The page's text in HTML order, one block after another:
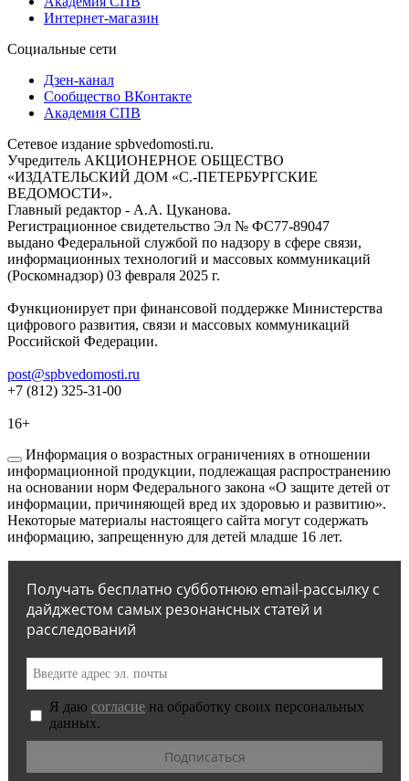
Интернет-магазин
Социальные сети
Дзен-канал
Сообщество ВКонтакте
Академия СПВ
Сетевое издание spbvedomosti.ru.
Учредитель АКЦИОНЕРНОЕ ОБЩЕСТВО
«ИЗДАТЕЛЬСКИЙ ДОМ «С.-ПЕТЕРБУРГСКИЕ
ВЕДОМОСТИ».
Главный редактор - А.А. Цуканова.
Регистрационное свидетельство Эл № ФС77-89047
выдано Федеральной службой по надзору в сфере связи,
информационных технологий и массовых коммуникаций
(Роскомнадзор) 03 февраля 2025 г.
Функционирует при финансовой поддержке Министерства
цифрового развития, связи и массовых коммуникаций
Российской Федерации.
post@spbvedomosti.ru
+7 (812) 325-31-00
16+
Информация о возрастных ограничениях в отношении
информационной продукции, подлежащая распространению
на основании норм Федерального закона «О защите детей от
информации, причиняющей вред их здоровью и развитию».
Некоторые материалы настоящего сайта могут содержать
информацию, запрещенную для детей младше 16 лет.
Получать бесплатно субботнюю email-рассылку с
дайджестом самых резонансных статей и
расследований
Я даю согласие на обработку своих персональных
данных.